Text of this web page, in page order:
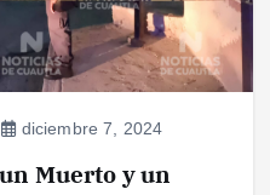
diciembre 7, 2024
Muerto y un